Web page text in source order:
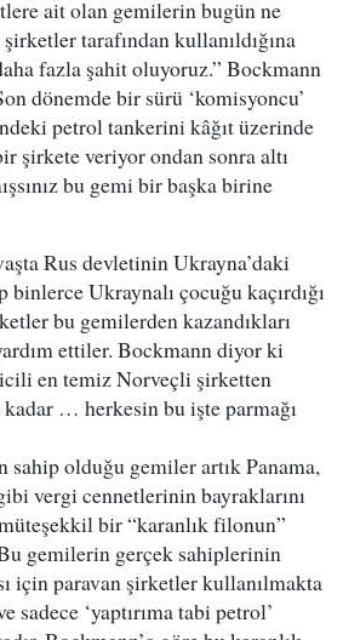
ait olan gemilerin bugün ne
tarafından kullanıldığına
fazla şahit oluyoruz.” Bockmann
dönemde bir sürü ‘komisyoncu’
petrol tankerini kâğıt üzerinde
şirkete veriyor ondan sonra altı
bu gemi bir başka birine
Rus devletinin Ukrayna’daki
Ukraynalı çocuğu kaçırdığı
bu gemilerden kazandıkları
ettiler. Bockmann diyor ki
en temiz Norveçli şirketten
… herkesin bu işte parmağı
olduğu gemiler artık Panama,
vergi cennetlerinin bayraklarını
bir “karanlık filonun”
gemilerin gerçek sahiplerinin
için paravan şirketler kullanılmakta
sadece ‘yaptırıma tabi petrol’